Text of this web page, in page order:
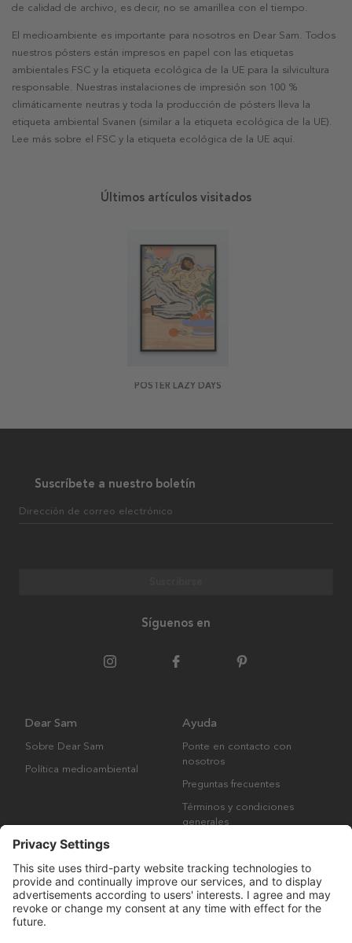
de calidad de archivo, es decir, no se amarillea con el tiempo.
El medioambiente es importante para nosotros en Dear Sam. Todos
nuestros pósters están impresos en papel con las etiquetas
ambientales FSC y la etiqueta ecológica de la UE para la silvicultura
responsable. Nuestras instalaciones de impresión son 100 %
climáticamente neutras y toda la producción de pósters lleva la
etiqueta ambiental Svanen (similar a la etiqueta ecológica de la UE).
Lee más sobre el FSC y la etiqueta ecológica de la UE aquí.
Últimos artículos visitados
POSTER LAZY DAYS
Suscríbete a nuestro boletín
Dirección de correo electrónico
Síguenos en
Dear Sam
Sobre Dear Sam
Política medioambiental
Ayuda
Ponte en contacto con
nosotros
Preguntas frecuentes
Términos y condiciones
generales
Derechos de autor © Many Brands AB 2023. Todos los derechos